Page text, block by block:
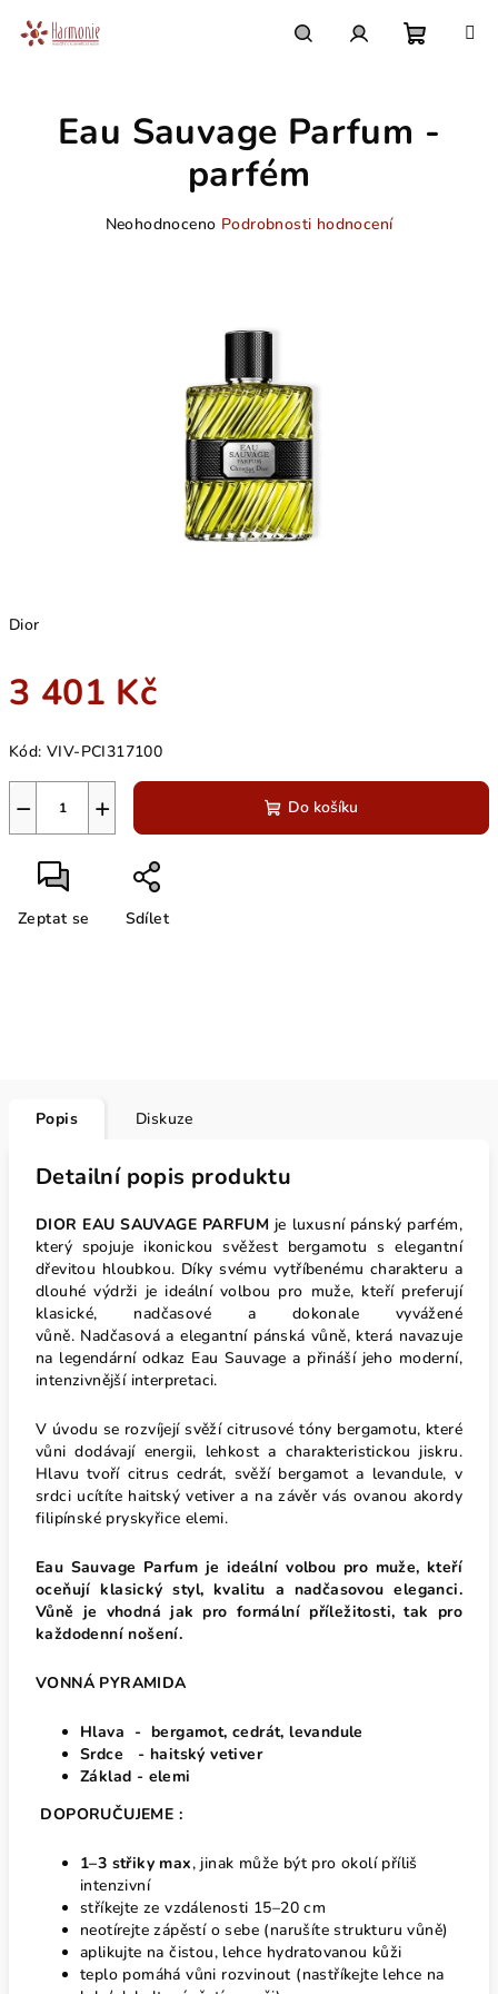
obsah
košík
Dior
3 401 Kč
cena:
Kód: VIV-PCI317100
+
− Do košíku
Zeptat se Sdílet
Eau Sauvage Parfum -
parfém
Průměrné
Neohodnoceno Podrobnosti hodnocení
Popis Diskuze
Detailní popis produktu
DIOR EAU SAUVAGE PARFUM je luxusní pánský parfém,
který spojuje ikonickou svěžest bergamotu s elegantní
dřevitou hloubkou. Díky svému vytříbenému charakteru a
dlouhé výdrži je ideální volbou pro muže, kteří preferují
klasické, nadčasové a dokonale vyvážené
vůně. Nadčasová a elegantní pánská vůně, která navazuje
na legendární odkaz Eau Sauvage a přináší jeho moderní,
intenzivnější interpretaci.
V úvodu se rozvíjejí svěží citrusové tóny bergamotu, které
vůni dodávají energii, lehkost a charakteristickou jiskru.
Hlavu tvoří citrus cedrát, svěží bergamot a levandule, v
srdci ucítíte haitský vetiver a na závěr vás ovanou akordy
filipínské pryskyřice elemi.
Eau Sauvage Parfum je ideální volbou pro muže, kteří
oceňují klasický styl, kvalitu a nadčasovou eleganci.
Vůně je vhodná jak pro formální příležitosti, tak pro
každodenní nošení.
VONNÁ PYRAMIDA
Hlava - bergamot, cedrát, levandule
Srdce - haitský vetiver
Základ - elemi
DOPORUČUJEME :
1–3 střiky max, jinak může být pro okolí příliš
intenzivní
stříkejte ze vzdálenosti 15–20 cm
neotírejte zápěstí o sebe (narušíte strukturu vůně)
aplikujte na čistou, lehce hydratovanou kůži
teplo pomáhá vůni rozvinout (nastříkejte lehce na